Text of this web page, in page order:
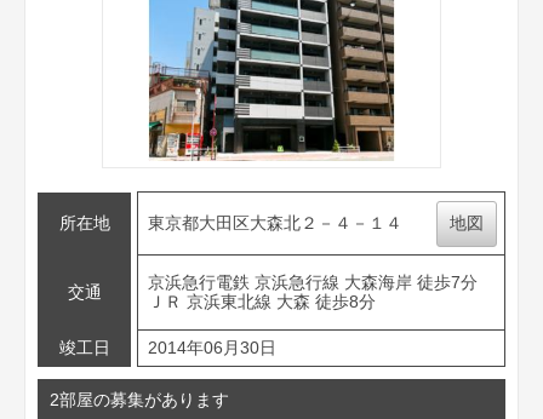
所在地 東京都大田区大森北２－４－１４ 地図
交通
京浜急行電鉄 京浜急行線 大森海岸 徒歩7分
ＪＲ 京浜東北線 大森 徒歩8分
竣工日 2014年06月30日
2部屋の募集があります